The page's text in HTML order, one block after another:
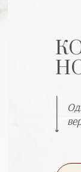
Партнеры
Награды